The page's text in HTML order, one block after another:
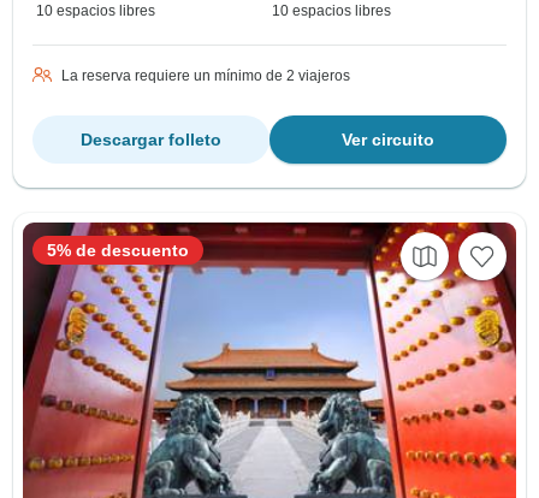
10 espacios libres 10 espacios libres
La reserva requiere un mínimo de 2 viajeros
Ver circuito
Descargar folleto
5% de descuento